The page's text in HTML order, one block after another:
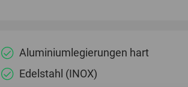
Aluminiumlegierungen hart
Edelstahl (INOX)